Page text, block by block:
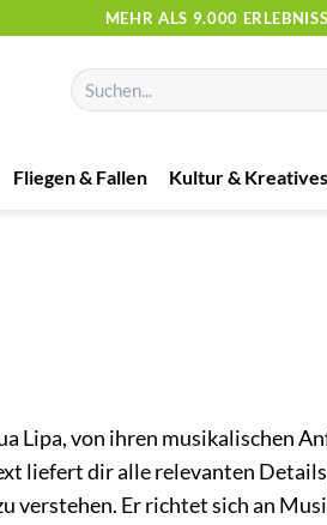
MEHR ALS 9.000
Suchen
nach:
Fliegen & Fallen Kultur & Kreatives
Lipa, von ihren musikalischen
liefert dir alle relevanten
verstehen. Er richtet sich an